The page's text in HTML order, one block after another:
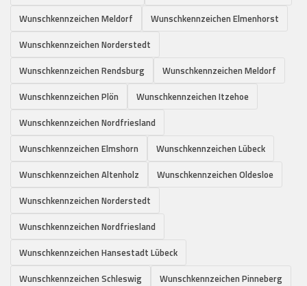
Wunschkennzeichen Meldorf
Wunschkennzeichen Elmenhorst
Wunschkennzeichen Norderstedt
Wunschkennzeichen Rendsburg
Wunschkennzeichen Meldorf
Wunschkennzeichen Plön
Wunschkennzeichen Itzehoe
Wunschkennzeichen Nordfriesland
Wunschkennzeichen Elmshorn
Wunschkennzeichen Lübeck
Wunschkennzeichen Altenholz
Wunschkennzeichen Oldesloe
Wunschkennzeichen Norderstedt
Wunschkennzeichen Nordfriesland
Wunschkennzeichen Hansestadt Lübeck
Wunschkennzeichen Schleswig
Wunschkennzeichen Pinneberg